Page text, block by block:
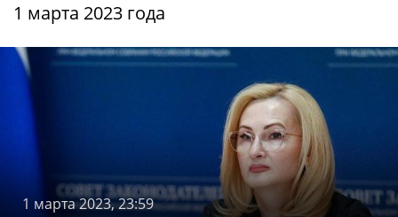
1 марта 2023 года
1 марта 2023, 23:59